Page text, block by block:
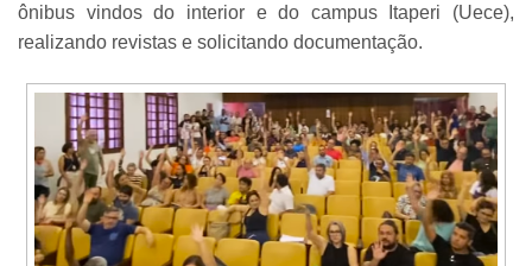
ônibus vindos do interior e do campus Itaperi (Uece),
realizando revistas e solicitando documentação.